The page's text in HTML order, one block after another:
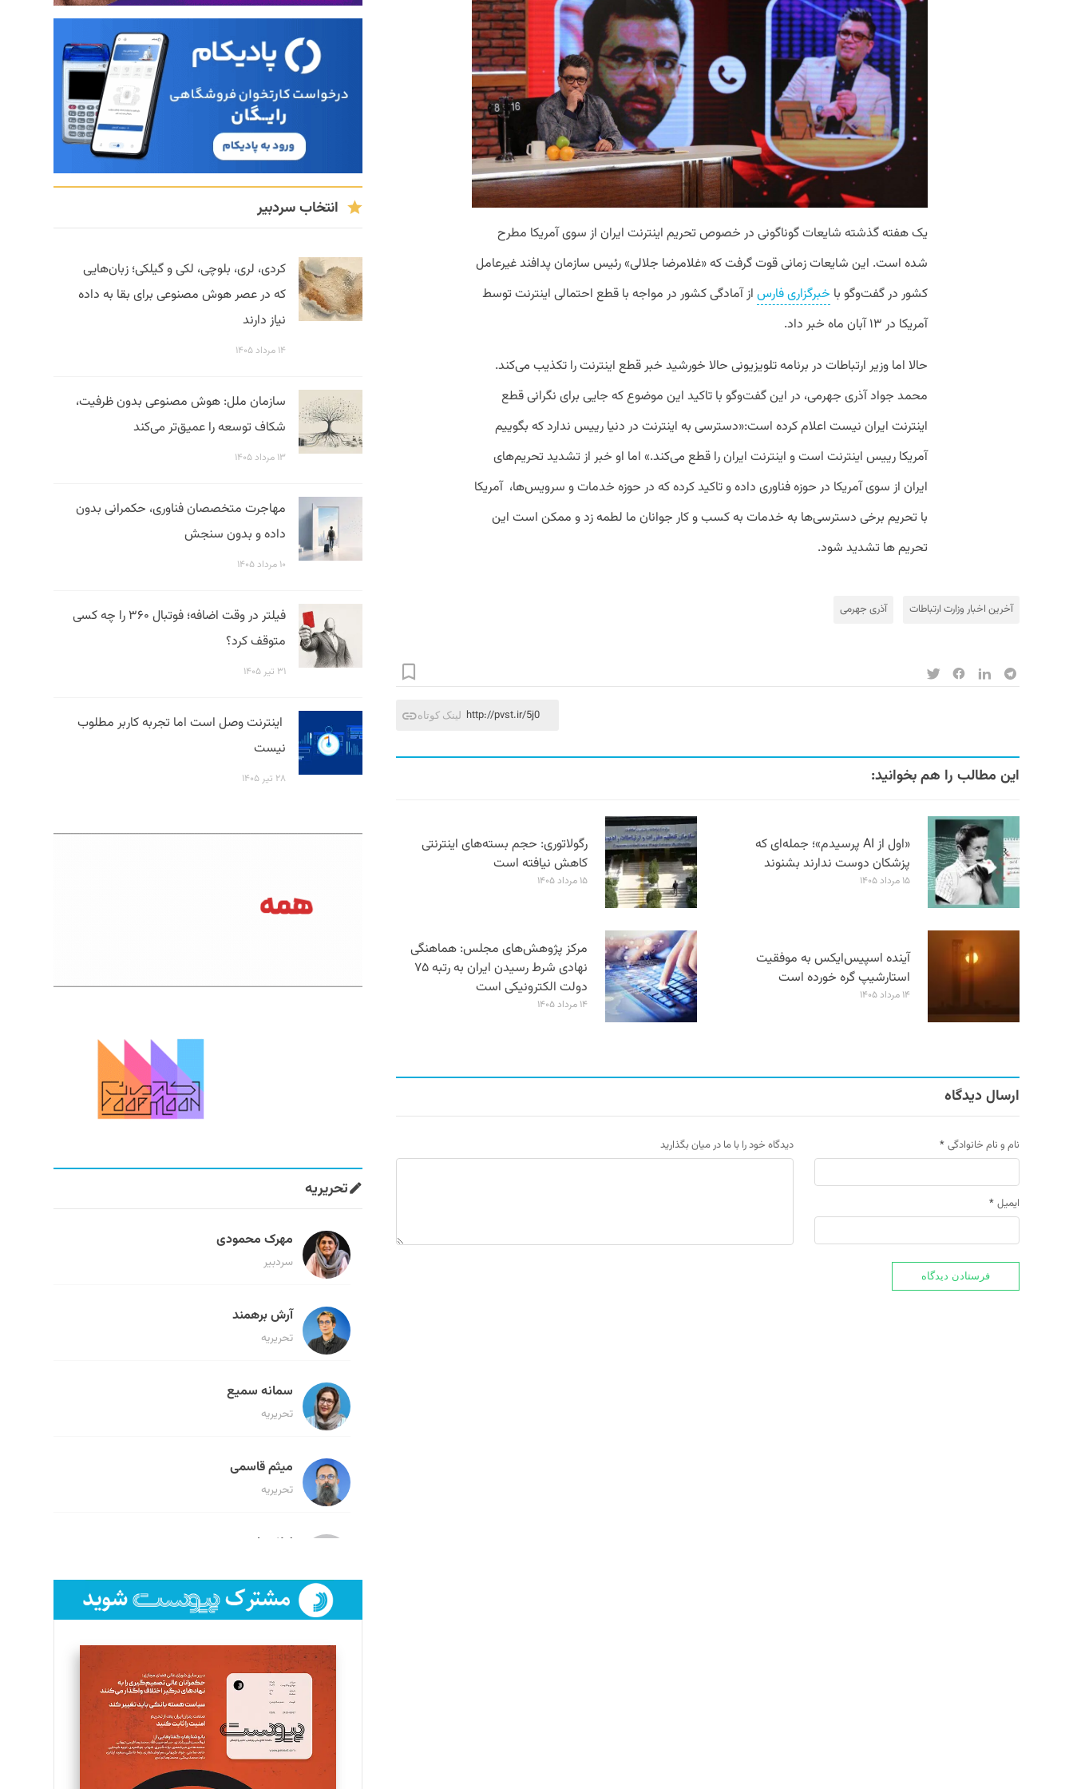
یکهفتهگذشته شایعاتگوناگونی در خصوص تحریم اینترنت ایران از سویآمریکا مطرح
شده است. این شایعاتزمانیقوتگرفتکه«غلامرضا جلالی»رئیس سازمانپدافندغیرعامل
کشور درگفتوگو با خبرگزاریفارس ازآمادگیکشور در مواجه با قطع احتمالی اینترنت توسط
آمریکا در ۱۳ آبان ماه خبر داد.
حالا اما وزیر ارتباطات در برنامهتلویزیونی حالا خورشید خبرقطع اینترنترا تکذیب میکند.
محمد جوادآذری جهرمی، در اینگفتوگو با تاکید این موضوعکه جایی برای نگرانیقطع
اینترنت ایران نیست اعلامکرده است:‌«دسترسی به اینترنت در دنیا رییس نداردکه بگوییم
آمریکا رییس اینترنت استو اینترنت ایرانرا قطع میکند.» اما او خبر از تشدید تحریمهای
ایران از سویآمریکا در حوزهفناوری دادهوتاکیدکردهکه در حوزه خدماتو سرویسها، آمریکا
با تحریم برخی دسترسیها به خدمات بهکسبوکار جوانان ما لطمهزدو ممکن است این
تحریمها تشدید شود.
آخرین اخبار وزارت ارتباطات آذری جهرمی
لینک کوتاه http://pvst.ir/5j0
این مطالب را هم بخوانید:
«اول از AI پرسیدم»؛ جمله‌ای که
پزشکان دوست ندارند بشنوند
۱۵ مرداد ۱۴۰۵
رگولاتوری: حجم بسته‌های اینترنتی
کاهش نیافته است
۱۵ مرداد ۱۴۰۵
آینده اسپیس‌ایکس به موفقیت
استارشیپ گره خورده است
۱۴ مرداد ۱۴۰۵
مرکز پژوهش‌های مجلس: هماهنگی
نهادی شرط رسیدن ایران به رتبه ۷۵
دولت الکترونیکی است
۱۴ مرداد ۱۴۰۵
ارسال دیدگاه
نام و نام خانوادگی *
ایمیل *
دیدگاه خود را با ما در میان بگذارید
انتخاب سردبیر
کردی، لری، بلوچی، لکی و گیلکی؛ زبان‌هایی
که در عصر هوش مصنوعی برای بقا به داده
نیاز دارند
۱۴ مرداد ۱۴۰۵
سازمان ملل: هوش مصنوعی بدون ظرفیت،
شکاف توسعه را عمیق‌تر می‌کند
۱۳ مرداد ۱۴۰۵
مهاجرت متخصصان فناوری، حکمرانی بدون
داده و بدون سنجش
۱۰ مرداد ۱۴۰۵
فیلتر در وقت اضافه؛ فوتبال ۳۶۰ را چه کسی
متوقف کرد؟
۳۱ تیر ۱۴۰۵
اینترنت وصل است اما تجربه کاربر مطلوب
نیست
۲۸ تیر ۱۴۰۵
تحریریه
مهرک محمودی
سردبیر
آرش برهمند
تحریریه
سمانه سمیع
تحریریه
میثم قاسمی
تحریریه
لیلا حنارود
فائزه فتحی رستمی
تحریریه
سروش کرمیان
تحریریه
مینا پاکدل